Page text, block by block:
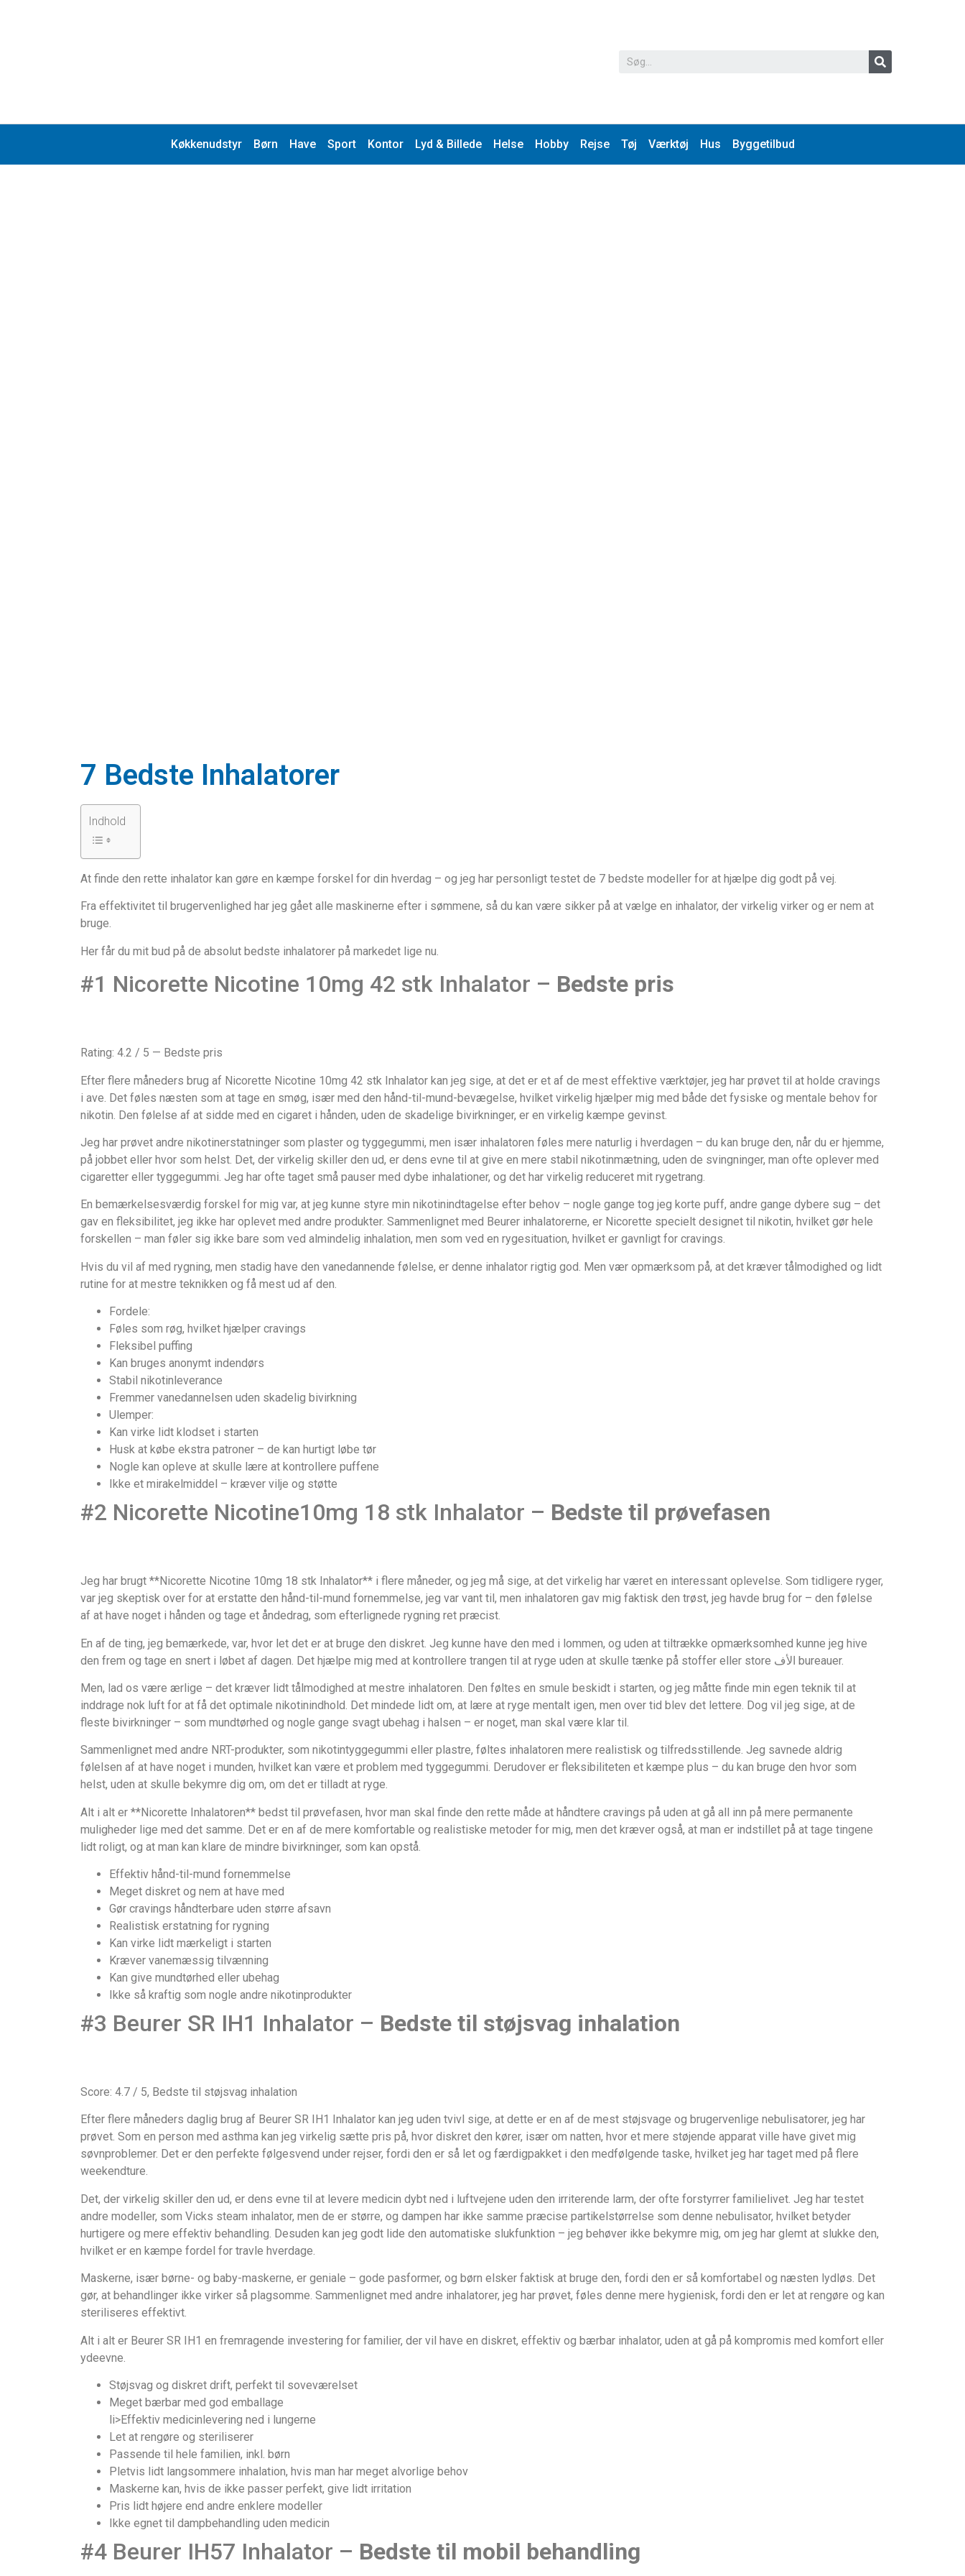
Køkkenudstyr Børn Have Sport Kontor Lyd & Billede Helse Hobby Rejse Tøj Værktøj Hus Byggetilbud
7 Bedste Inhalatorer
Indhold
At finde den rette inhalator kan gøre en kæmpe forskel for din hverdag – og jeg har personligt testet de 7 bedste modeller for at hjælpe dig godt på vej.
Fra effektivitet til brugervenlighed har jeg gået alle maskinerne efter i sømmene, så du kan være sikker på at vælge en inhalator, der virkelig virker og er nem at
bruge.
Her får du mit bud på de absolut bedste inhalatorer på markedet lige nu.
#1 Nicorette Nicotine 10mg 42 stk Inhalator – Bedste pris
Rating: 4.2 / 5 — Bedste pris
Efter flere måneders brug af Nicorette Nicotine 10mg 42 stk Inhalator kan jeg sige, at det er et af de mest effektive værktøjer, jeg har prøvet til at holde cravings
i ave. Det føles næsten som at tage en smøg, især med den hånd-til-mund-bevægelse, hvilket virkelig hjælper mig med både det fysiske og mentale behov for
nikotin. Den følelse af at sidde med en cigaret i hånden, uden de skadelige bivirkninger, er en virkelig kæmpe gevinst.
Jeg har prøvet andre nikotinerstatninger som plaster og tyggegummi, men især inhalatoren føles mere naturlig i hverdagen – du kan bruge den, når du er hjemme,
på jobbet eller hvor som helst. Det, der virkelig skiller den ud, er dens evne til at give en mere stabil nikotinmætning, uden de svingninger, man ofte oplever med
cigaretter eller tyggegummi. Jeg har ofte taget små pauser med dybe inhalationer, og det har virkelig reduceret mit rygetrang.
En bemærkelsesværdig forskel for mig var, at jeg kunne styre min nikotinindtagelse efter behov – nogle gange tog jeg korte puff, andre gange dybere sug – det
gav en fleksibilitet, jeg ikke har oplevet med andre produkter. Sammenlignet med Beurer inhalatorerne, er Nicorette specielt designet til nikotin, hvilket gør hele
forskellen – man føler sig ikke bare som ved almindelig inhalation, men som ved en rygesituation, hvilket er gavnligt for cravings.
Hvis du vil af med rygning, men stadig have den vanedannende følelse, er denne inhalator rigtig god. Men vær opmærksom på, at det kræver tålmodighed og lidt
rutine for at mestre teknikken og få mest ud af den.
Fordele:
Føles som røg, hvilket hjælper cravings
Fleksibel puffing
Kan bruges anonymt indendørs
Stabil nikotinleverance
Fremmer vanedannelsen uden skadelig bivirkning
Ulemper:
Kan virke lidt klodset i starten
Husk at købe ekstra patroner – de kan hurtigt løbe tør
Nogle kan opleve at skulle lære at kontrollere puffene
Ikke et mirakelmiddel – kræver vilje og støtte
#2 Nicorette Nicotine10mg 18 stk Inhalator – Bedste til prøvefasen
Jeg har brugt **Nicorette Nicotine 10mg 18 stk Inhalator** i flere måneder, og jeg må sige, at det virkelig har været en interessant oplevelse. Som tidligere ryger,
var jeg skeptisk over for at erstatte den hånd-til-mund fornemmelse, jeg var vant til, men inhalatoren gav mig faktisk den trøst, jeg havde brug for – den følelse
af at have noget i hånden og tage et åndedrag, som efterlignede rygning ret præcist.
En af de ting, jeg bemærkede, var, hvor let det er at bruge den diskret. Jeg kunne have den med i lommen, og uden at tiltrække opmærksomhed kunne jeg hive
den frem og tage en snert i løbet af dagen. Det hjælpe mig med at kontrollere trangen til at ryge uden at skulle tænke på stoffer eller store الأف bureauer.
Men, lad os være ærlige – det kræver lidt tålmodighed at mestre inhalatoren. Den føltes en smule beskidt i starten, og jeg måtte finde min egen teknik til at
inddrage nok luft for at få det optimale nikotinindhold. Det mindede lidt om, at lære at ryge mentalt igen, men over tid blev det lettere. Dog vil jeg sige, at de
fleste bivirkninger – som mundtørhed og nogle gange svagt ubehag i halsen – er noget, man skal være klar til.
Sammenlignet med andre NRT-produkter, som nikotintyggegummi eller plastre, føltes inhalatoren mere realistisk og tilfredsstillende. Jeg savnede aldrig
følelsen af at have noget i munden, hvilket kan være et problem med tyggegummi. Derudover er fleksibiliteten et kæmpe plus – du kan bruge den hvor som
helst, uden at skulle bekymre dig om, om det er tilladt at ryge.
Alt i alt er **Nicorette Inhalatoren** bedst til prøvefasen, hvor man skal finde den rette måde at håndtere cravings på uden at gå all inn på mere permanente
muligheder lige med det samme. Det er en af de mere komfortable og realistiske metoder for mig, men det kræver også, at man er indstillet på at tage tingene
lidt roligt, og at man kan klare de mindre bivirkninger, som kan opstå.
Effektiv hånd-til-mund fornemmelse
Meget diskret og nem at have med
Gør cravings håndterbare uden større afsavn
Realistisk erstatning for rygning
Kan virke lidt mærkeligt i starten
Kræver vanemæssig tilvænning
Kan give mundtørhed eller ubehag
Ikke så kraftig som nogle andre nikotinprodukter
#3 Beurer SR IH1 Inhalator – Bedste til støjsvag inhalation
Score: 4.7 / 5, Bedste til støjsvag inhalation
Efter flere måneders daglig brug af Beurer SR IH1 Inhalator kan jeg uden tvivl sige, at dette er en af de mest støjsvage og brugervenlige nebulisatorer, jeg har
prøvet. Som en person med asthma kan jeg virkelig sætte pris på, hvor diskret den kører, især om natten, hvor et mere støjende apparat ville have givet mig
søvnproblemer. Det er den perfekte følgesvend under rejser, fordi den er så let og færdigpakket i den medfølgende taske, hvilket jeg har taget med på flere
weekendture.
Det, der virkelig skiller den ud, er dens evne til at levere medicin dybt ned i luftvejene uden den irriterende larm, der ofte forstyrrer familielivet. Jeg har testet
andre modeller, som Vicks steam inhalator, men de er større, og dampen har ikke samme præcise partikelstørrelse som denne nebulisator, hvilket betyder
hurtigere og mere effektiv behandling. Desuden kan jeg godt lide den automatiske slukfunktion – jeg behøver ikke bekymre mig, om jeg har glemt at slukke den,
hvilket er en kæmpe fordel for travle hverdage.
Maskerne, især børne- og baby-maskerne, er geniale – gode pasformer, og børn elsker faktisk at bruge den, fordi den er så komfortabel og næsten lydløs. Det
gør, at behandlinger ikke virker så plagsomme. Sammenlignet med andre inhalatorer, jeg har prøvet, føles denne mere hygienisk, fordi den er let at rengøre og kan
steriliseres effektivt.
Alt i alt er Beurer SR IH1 en fremragende investering for familier, der vil have en diskret, effektiv og bærbar inhalator, uden at gå på kompromis med komfort eller
ydeevne.
Støjsvag og diskret drift, perfekt til soveværelset
Meget bærbar med god emballage
li>Effektiv medicinlevering ned i lungerne
Let at rengøre og steriliserer
Passende til hele familien, inkl. børn
Pletvis lidt langsommere inhalation, hvis man har meget alvorlige behov
Maskerne kan, hvis de ikke passer perfekt, give lidt irritation
Pris lidt højere end andre enklere modeller
Ikke egnet til dampbehandling uden medicin
#4 Beurer IH57 Inhalator – Bedste til mobil behandling